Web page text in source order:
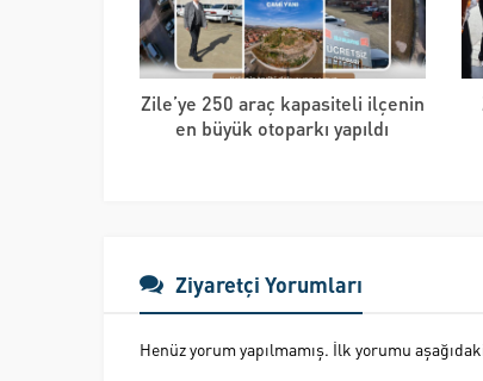
Zile’ye 250 araç kapasiteli ilçenin
en büyük otoparkı yapıldı
Ziyaretçi Yorumları
Henüz yorum yapılmamış. İlk yorumu